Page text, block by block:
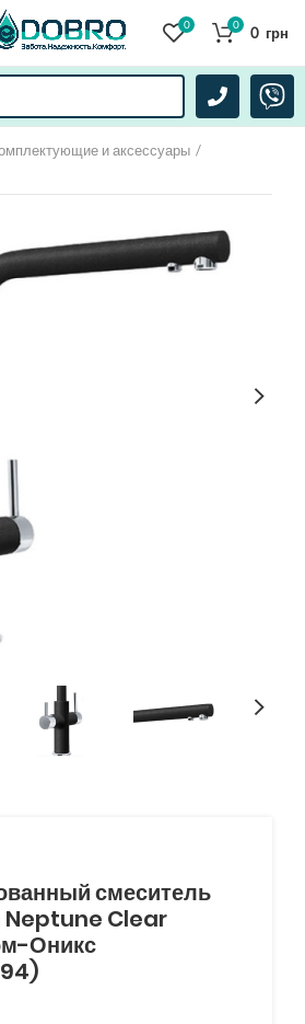
0 0 0 грн
и аксессуары
смеситель
Neptune Clear
Оникс